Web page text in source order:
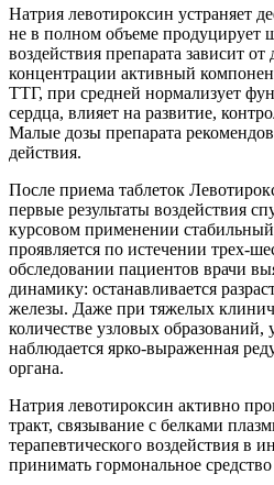
Натрия левотироксин устраняет
не в полном объеме продуцирует
воздействия препарата зависит
концентрации активный
ТТГ, при средней нормализует
сердца, влияет на развитие,
Малые дозы препарата
действия.
После приема таблеток
первые результаты воздействия
курсовом применении
проявляется по истечении трех-
обследовании пациентов врачи
динамику: останавливается
железы. Даже при тяжелых
количестве узловых образований,
наблюдается ярко-выраженная
органа.
Натрия левотироксин активно
тракт, связывание с белками
терапевтического воздействия в
принимать гормональное